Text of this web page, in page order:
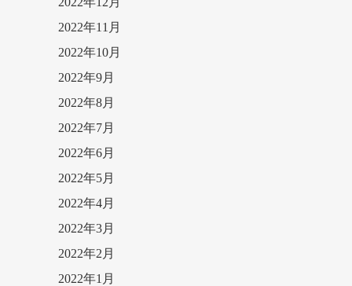
2022年11月
2022年10月
2022年9月
2022年8月
2022年7月
2022年6月
2022年5月
2022年4月
2022年3月
2022年2月
2022年1月